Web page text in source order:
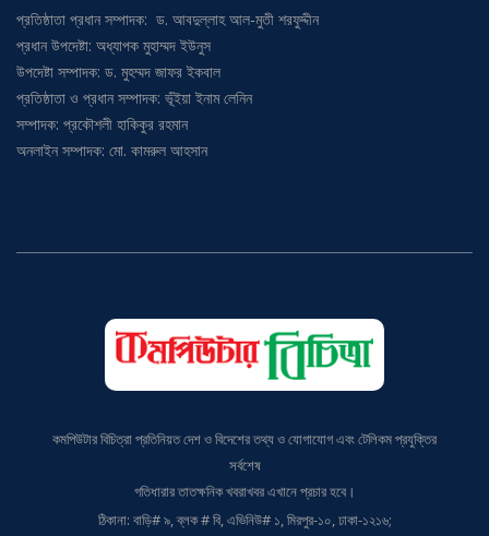
প্রতিষ্ঠাতা প্রধান সম্পাদক: ড. আবদুল্লাহ আল-মুতী শরফুদ্দীন
প্রধান উপদেষ্টা: অধ্যাপক মুহাম্মদ ইউনুস
উপদেষ্টা সম্পাদক: ড. মুহম্মদ জাফর ইকবাল
প্রতিষ্ঠাতা ও প্রধান সম্পাদক: ভূঁইয়া ইনাম লেনিন
সম্পাদক: প্রকৌশলী হাকিকুর রহমান
অনলাইন সম্পাদক: মো. কামরুল আহসান
কমপিউটার বিচিত্রা প্রতিনিয়ত দেশ ও বিদেশের তথ্য ও যোগাযোগ এবং টেলিকম প্রযুক্তির
সর্বশেষ
গতিধারার তাতক্ষনিক খবরাখবর এখানে প্রচার হবে।
ঠিকানা: বাড়ি# ৯, ব্লক # বি, এভিনিউ# ১, মিরপুর-১০, ঢাকা-১২১৬;